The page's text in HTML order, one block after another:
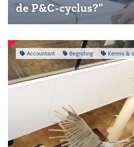
de P&C-cyclus?"
Accountant Begroting Kennis &